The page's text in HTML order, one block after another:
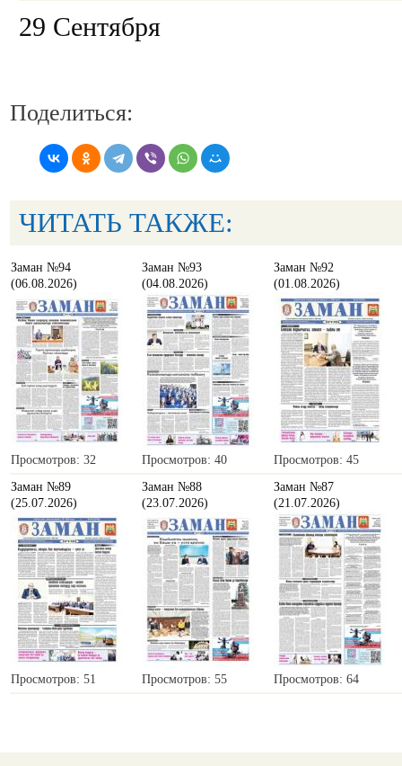
29 Сентября
Поделиться:
ЧИТАТЬ ТАКЖЕ:
Заман №94
(06.08.2026)
Просмотров: 32
Заман №93
(04.08.2026)
Просмотров: 40
Заман №92
(01.08.2026)
Просмотров: 45
Заман №89
(25.07.2026)
Просмотров: 51
Заман №88
(23.07.2026)
Просмотров: 55
Заман №87
(21.07.2026)
Просмотров: 64